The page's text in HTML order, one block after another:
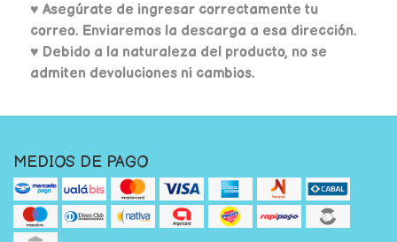
♥ Asegúrate de ingresar correctamente tu
correo. Enviaremos la descarga a esa dirección.
♥ Debido a la naturaleza del producto, no se
admiten devoluciones ni cambios.
MEDIOS DE PAGO